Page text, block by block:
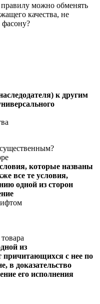
можно обменять
качества, не
к другим
существенным?
которые названы
все те условия,
одной из сторон
из
причитающихся с нее по
в доказательство
его исполнения